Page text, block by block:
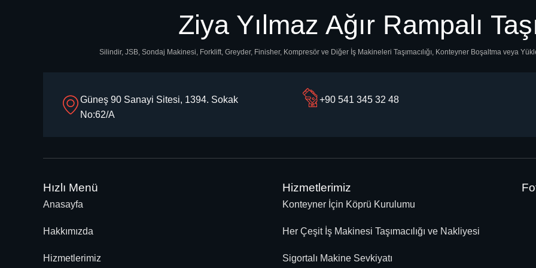
Ziya Yılmaz Ağır Rampalı
Silindir, JSB, Sondaj Makinesi, Forklift, Greyder, Finisher, Kompresör ve Diğer İş Makineleri Taşımacılığı, Konteyner Boşaltma veya
Güneş 90 Sanayi Sitesi, 1394. Sokak
No:62/A
+90 541 345 32 48
Hızlı Menü
Anasayfa
Hakkımızda
Hizmetlerimiz
Hizmetlerimiz
Konteyner İçin Köprü Kurulumu
Her Çeşit İş Makinesi Taşımacılığı ve Nakliyesi
Sigortalı Makine Sevkiyatı